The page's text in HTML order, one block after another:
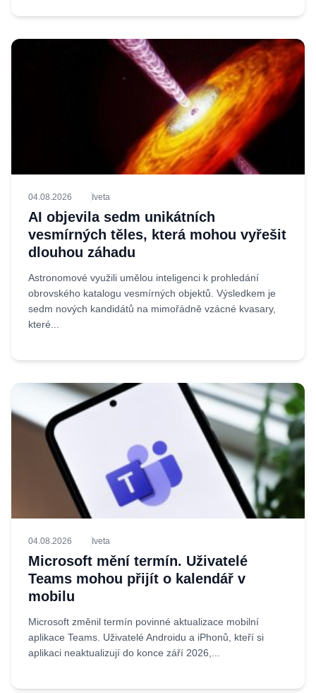
04.08.2026 Iveta
AI objevila sedm unikátních
vesmírných těles, která mohou vyřešit
dlouhou záhadu
Astronomové využili umělou inteligenci k prohledání
obrovského katalogu vesmírných objektů. Výsledkem je
sedm nových kandidátů na mimořádně vzácné kvasary,
které...
04.08.2026 Iveta
Microsoft mění termín. Uživatelé
Teams mohou přijít o kalendář v
mobilu
Microsoft změnil termín povinné aktualizace mobilní
aplikace Teams. Uživatelé Androidu a iPhonů, kteří si
aplikaci neaktualizují do konce září 2026,...